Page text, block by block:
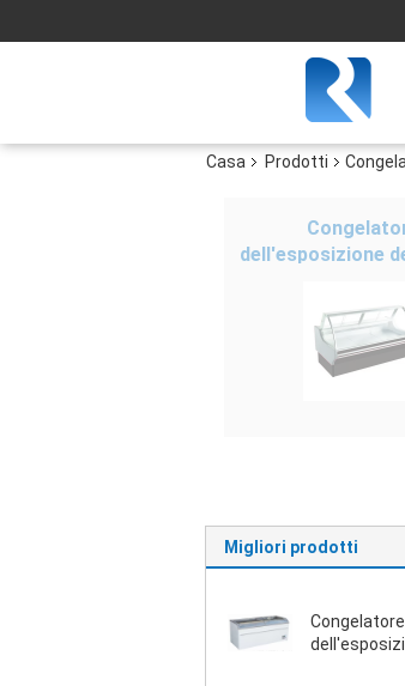
Casa Prodotti
dell'esposizione
Migliori prodotti